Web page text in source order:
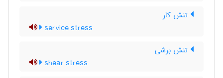
تنش کار
service stress
تنش برشی
shear stress